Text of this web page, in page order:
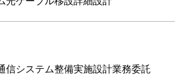
信システム整備実施設計業務委託